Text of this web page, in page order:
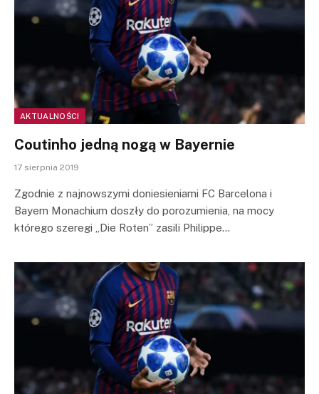
AKTUALNOŚCI
Coutinho jedną nogą w Bayernie
17 sierpnia 2019
Zgodnie z najnowszymi doniesieniami FC Barcelona i
Bayern Monachium doszły do porozumienia, na mocy
którego szeregi „Die Roten” zasili Philippe…